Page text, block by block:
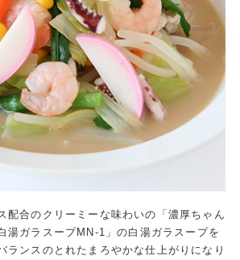
配合のクリーミーな味わいの「濃厚ちゃん
湯ガラスープMN-1」の白湯ガラスープを
ランスのとれたまろやかな仕上がりになり